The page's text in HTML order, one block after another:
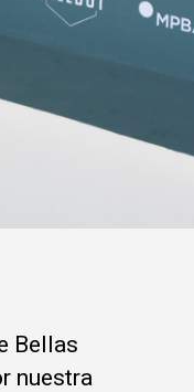
Bellas
nuestra